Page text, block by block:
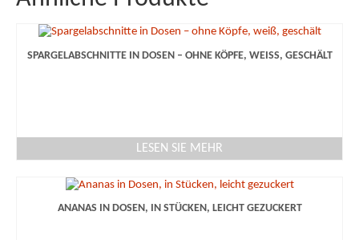
SPARGELABSCHNITTE IN DOSEN – OHNE KÖPFE, WEISS, GESCHÄLT
LESEN SIE MEHR
ANANAS IN DOSEN, IN STÜCKEN, LEICHT GEZUCKERT